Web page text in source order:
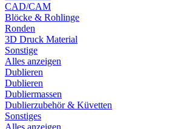
CAD/CAM
Blöcke & Rohlinge
Ronden
3D Druck Material
Sonstige
Alles anzeigen
Dublieren
Dublieren
Dubliermassen
Dublierzubehör & Küvetten
Sonstiges
Alles anzeigen